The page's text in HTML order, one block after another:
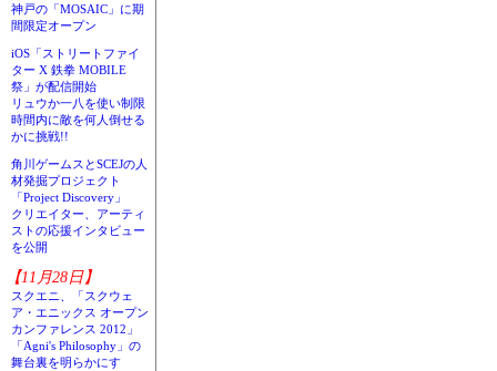
神戸の「MOSAIC」に期
間限定オープン
iOS「ストリートファイ
ター X 鉄拳 MOBILE
祭」が配信開始
リュウか一八を使い制限
時間内に敵を何人倒せる
かに挑戦!!
角川ゲームスとSCEJの人
材発掘プロジェクト
「Project Discovery」
クリエイター、アーティ
ストの応援インタビュー
を公開
【11月28日】
スクエニ、「スクウェ
ア・エニックス オープン
カンファレンス 2012」
「Agni's Philosophy」の
舞台裏を明らかにす